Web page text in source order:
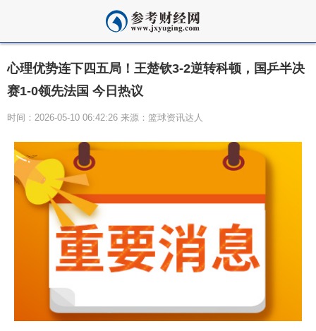
心理优势连下四五局！王楚钦3-2逆转科顿，国乒半决
赛1-0领先法国 今日热议
时间：2026-05-10 06:42:26 来源：篮球资讯达人